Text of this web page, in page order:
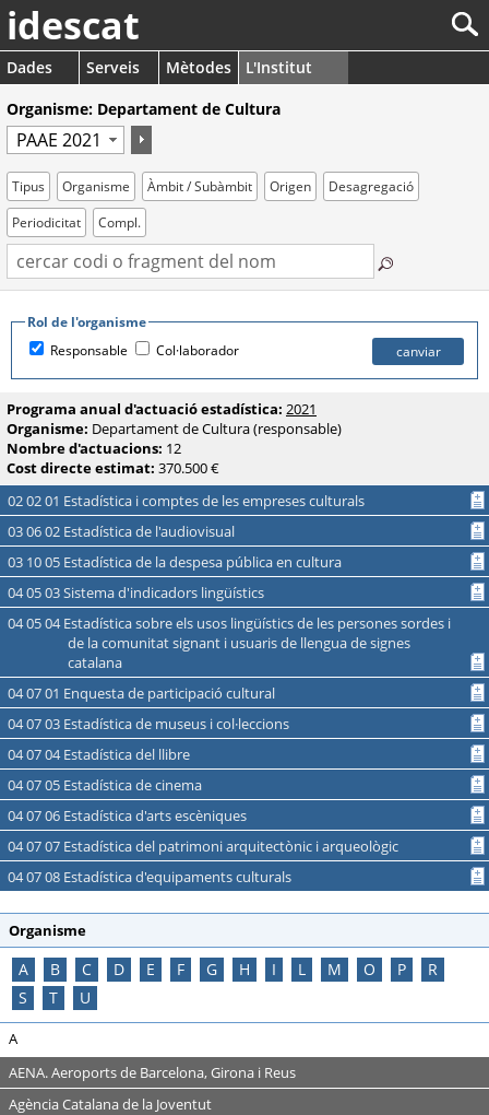
idescat
Dades Serveis Mètodes
L'Institut
Organisme: Departament de Cultura
Tipus Organisme Àmbit / Subàmbit Origen
Desagregació
Periodicitat
Compl.
Rol de l'organisme
Responsable
Col·laborador
Programa anual d'actuació estadística: 2021
Organisme: Departament de Cultura (responsable)
Nombre d'actuacions: 12
Cost directe estimat: 370.500 €
02 02 01 Estadística i comptes de les empreses culturals
03 06 02 Estadística de l'audiovisual
03 10 05 Estadística de la despesa pública en cultura
04 05 03 Sistema d'indicadors lingüístics
04 05 04 Estadística sobre els usos lingüístics de les persones sordes i
de la comunitat signant i usuaris de llengua de signes
catalana
04 07 01 Enquesta de participació cultural
04 07 03 Estadística de museus i col·leccions
04 07 04 Estadística del llibre
04 07 05 Estadística de cinema
04 07 06 Estadística d'arts escèniques
04 07 07 Estadística del patrimoni arquitectònic i arqueològic
04 07 08 Estadística d'equipaments culturals
Organisme
A B C D E F G H I L M O P
R
S
T U
A
AENA. Aeroports de Barcelona, Girona i Reus
Agència Catalana de la Joventut